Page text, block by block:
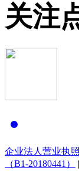
关注
企业法人营业执照
（B1-20180441）
|